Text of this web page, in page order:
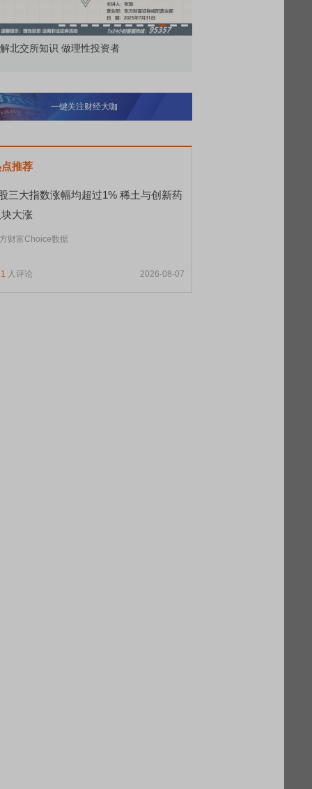
委托那么多种，究竟怎么用？
一键关注财经大咖
推荐
三大指数涨幅均超过1% 稀土与创新药
大涨
财富Choice数据
人评论 2026-08-07